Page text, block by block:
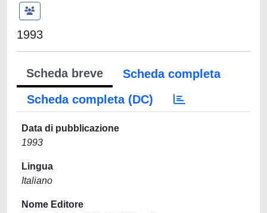
1993
Scheda breve
Scheda completa
Scheda completa (DC)
Data di pubblicazione
1993
Lingua
Italiano
Nome Editore